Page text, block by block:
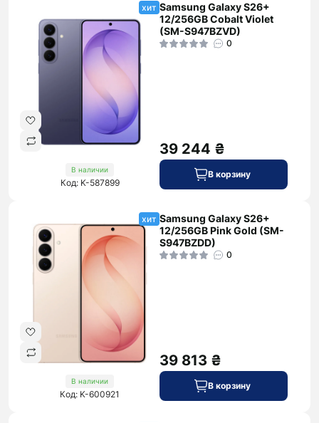
хит
В наличии
Код: K-587899
Samsung Galaxy S26+
12/256GB Cobalt Violet
(SM-S947BZVD)
0
39 244 ₴
В корзину
хит
В наличии
Код: K-600921
Samsung Galaxy S26+
12/256GB Pink Gold (SM-
S947BZDD)
0
39 813 ₴
В корзину